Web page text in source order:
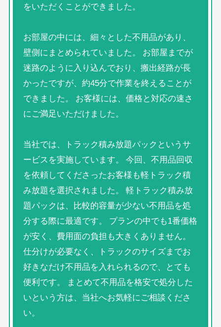
をいただくことができました。
お部屋の中には、細々とした不用品があり、
壁側にまとめられていました。 お部屋までが
迷路のように入り込んでおり、搬出経路が長
かったですが、約45分で作業を終えることが
できました。 お客様には、価格と対応の速さ
にご満足いただけました。
当社では、トラック積み放題パックというサ
ービスを実施しています。 今回、不用品回収
を依頼してくださったお客様も軽トラック積
み放題を選択されました。 軽トラック積み放
題パックは、比較的容量が少ない不用品を処
分する際に最適です。 プランの中でも1番価格
が安く、費用面の負担も大きくありません。
仕分けが必要なく、トラックのサイズまでお
好きなだけ不用品を入れられるので、とても
便利です。 まとめて不用品を格安で処分した
いという方は、当社へお気軽にご相談くださ
い。